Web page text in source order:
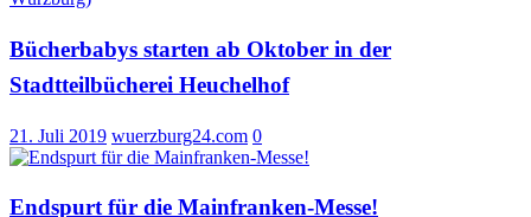
Bücherbabys starten ab Oktober in der
Stadtteilbücherei Heuchelhof
21. Juli 2019 wuerzburg24.com 0
Endspurt für die Mainfranken-Messe!